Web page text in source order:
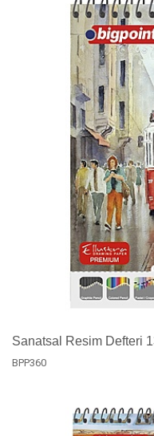
Sanatsal Resim Defteri
BPP360